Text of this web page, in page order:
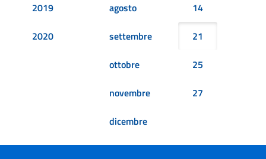
2019
2020
agosto
settembre
ottobre
novembre
dicembre
14
21
25
27